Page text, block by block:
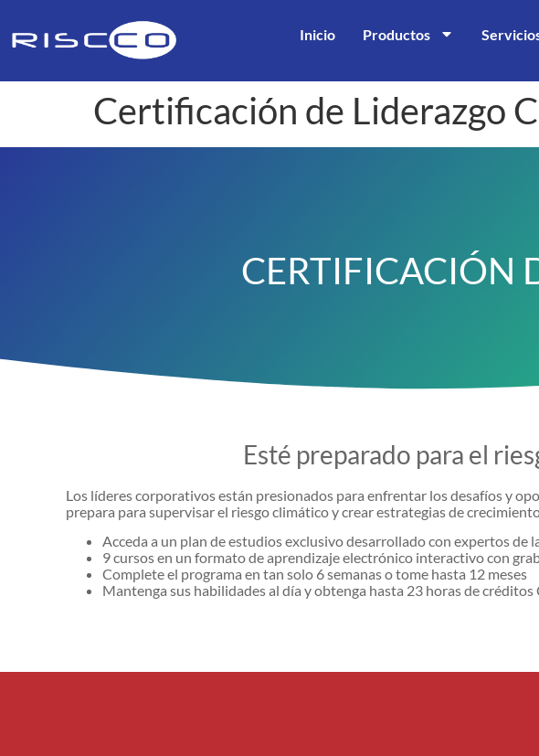
Inicio Productos
Certificación de Liderazgo
CERTIFICACIÓN
Esté preparado para el
Los líderes corporativos están presionados para enfrentar los desafíos y
prepara para supervisar el riesgo climático y crear estrategias de
Acceda a un plan de estudios exclusivo desarrollado con expertos de
9 cursos en un formato de aprendizaje electrónico interactivo con
Complete el programa en tan solo 6 semanas o tome hasta 12 meses
Mantenga sus habilidades al día y obtenga hasta 23 horas de créditos